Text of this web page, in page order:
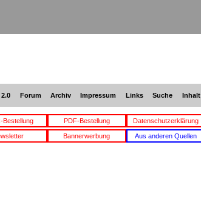
Forum Archiv Impressum Links Suche Inhalt
Bestellung PDF-Bestellung Datenschutzerklärung
Bannerwerbung Aus anderen Quellen